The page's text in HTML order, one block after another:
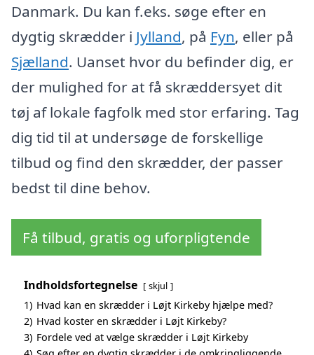
Danmark. Du kan f.eks. søge efter en
dygtig skrædder i Jylland, på Fyn, eller på
Sjælland. Uanset hvor du befinder dig, er
der mulighed for at få skræddersyet dit
tøj af lokale fagfolk med stor erfaring. Tag
dig tid til at undersøge de forskellige
tilbud og find den skrædder, der passer
bedst til dine behov.
Få tilbud, gratis og uforpligtende
Indholdsfortegnelse skjul
1) Hvad kan en skrædder i Løjt Kirkeby hjælpe med?
2) Hvad koster en skrædder i Løjt Kirkeby?
3) Fordele ved at vælge skrædder i Løjt Kirkeby